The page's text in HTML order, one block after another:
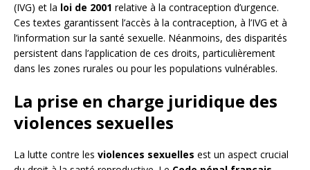
(IVG) et la loi de 2001 relative à la contraception d’urgence.
Ces textes garantissent l’accès à la contraception, à l’IVG et à
l’information sur la santé sexuelle. Néanmoins, des disparités
persistent dans l’application de ces droits, particulièrement
dans les zones rurales ou pour les populations vulnérables.
La prise en charge juridique des
violences sexuelles
La lutte contre les violences sexuelles est un aspect crucial